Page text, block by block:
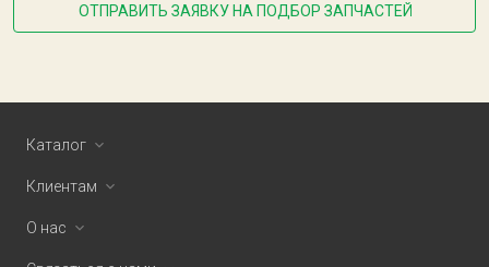
ОТПРАВИТЬ ЗАЯВКУ НА ПОДБОР ЗАПЧАСТЕЙ
Каталог
Клиентам
О нас